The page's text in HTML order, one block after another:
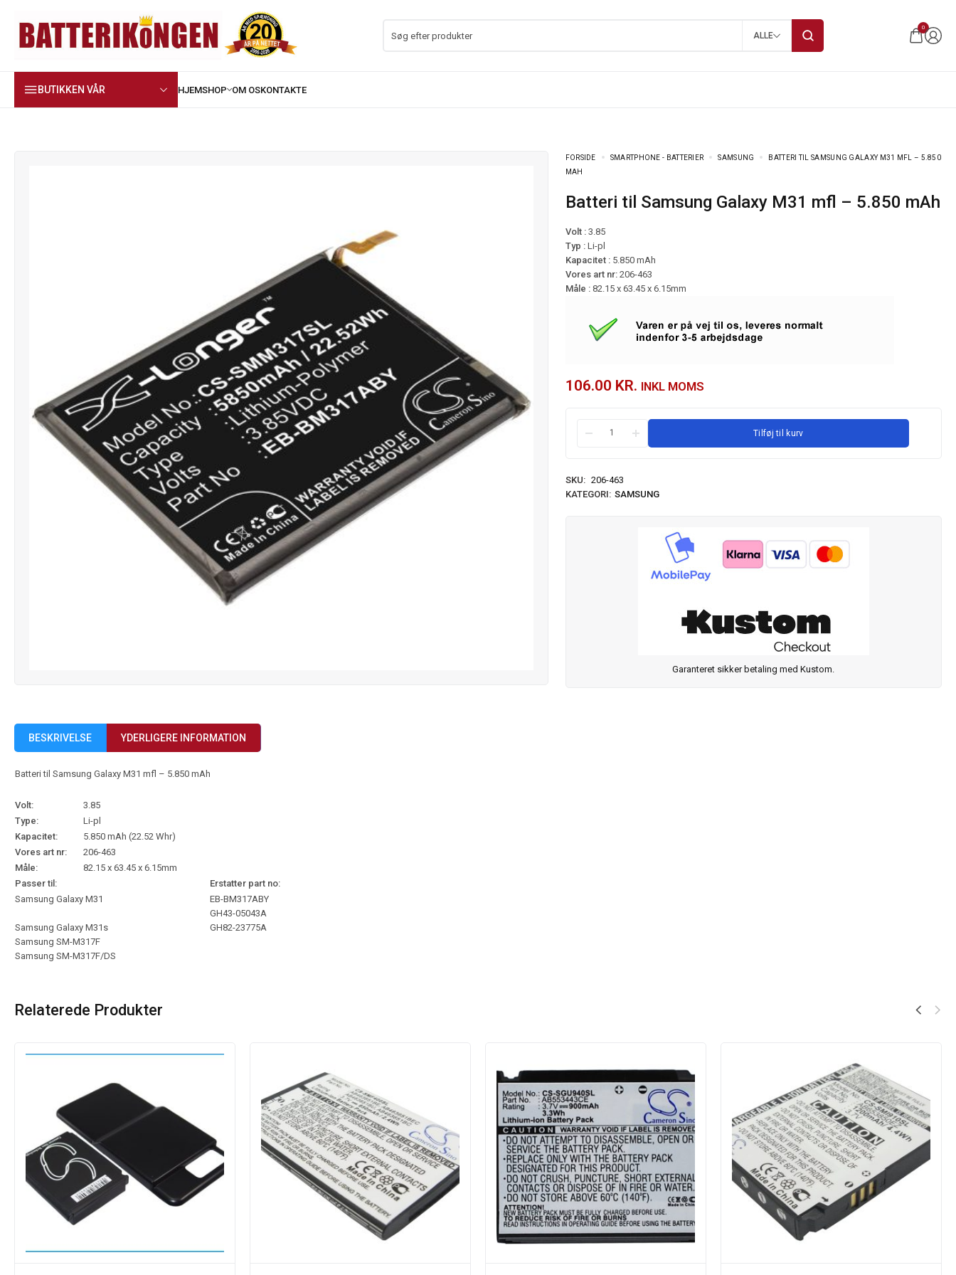
ALLE
0
BUTIKKEN VÅR
FORSIDE SMARTPHONE - BATTERIER SAMSUNG
BATTERI TIL SAMSUNG GALAXY M31 MFL – 5.850
MAH
Batteri til Samsung Galaxy M31 mfl – 5.850 mAh
Volt :3.85
Typ : Li-pl
Kapacitet : 5.850 mAh
Vores art nr: 206-463
Måle : 82.15 x 63.45 x 6.15mm
106.00 KR. INKL MOMS
Tilføj til kurv
SKU: 206-463
KATEGORI: SAMSUNG
Garanteret sikker betaling med Kustom.
BESKRIVELSE YDERLIGERE INFORMATION
Batteri til Samsung Galaxy M31 mfl – 5.850 mAh
Volt:
3.85
Type:
Li-pl
Kapacitet:
5.850 mAh (22.52 Whr)
Vores art nr:
206-463
Måle:
82.15 x 63.45 x 6.15mm
Passer til:
Erstatter part no:
Samsung Galaxy M31
Samsung Galaxy M31s
Samsung SM-M317F
Samsung SM-M317F/DS
EB-BM317ABY
GH43-05043A
GH82-23775A
Relaterede Produkter